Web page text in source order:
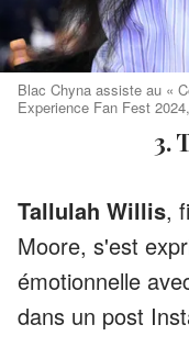
Blac Chyna assiste au «
Experience Fan Fest
Tallulah Willis,
Moore, s'est
émotionnelle
dans un post